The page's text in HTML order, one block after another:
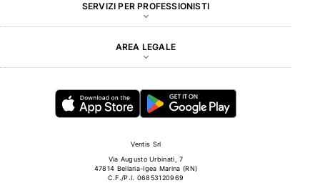
SERVIZI PER PROFESSIONISTI
AREA LEGALE
Ventis Srl
Via Augusto Urbinati, 7
47814 Bellaria-Igea Marina (RN)
C.F./P.I. 06853120969